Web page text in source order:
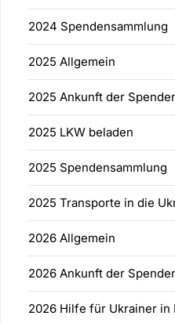
2024 Spendensammlung
2025 Allgemein
2025 Ankunft der
2025 LKW beladen
2025 Spendensammlung
2025 Transporte in die
2026 Allgemein
2026 Ankunft der
2026 Hilfe für Ukrainer in